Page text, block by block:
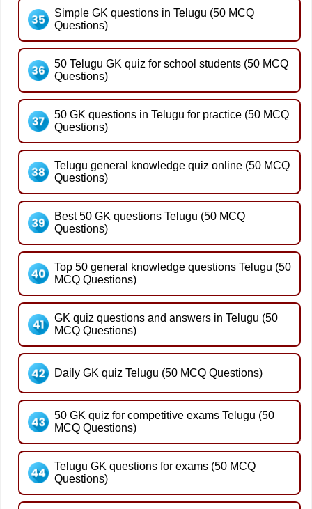
Simple GK questions in Telugu (50 MCQ
Questions)
50 Telugu GK quiz for school students (50 MCQ
Questions)
50 GK questions in Telugu for practice (50 MCQ
Questions)
Telugu general knowledge quiz online (50 MCQ
Questions)
Best 50 GK questions Telugu (50 MCQ
Questions)
Top 50 general knowledge questions Telugu (50
MCQ Questions)
GK quiz questions and answers in Telugu (50
MCQ Questions)
Daily GK quiz Telugu (50 MCQ Questions)
50 GK quiz for competitive exams Telugu (50
MCQ Questions)
Telugu GK questions for exams (50 MCQ
Questions)